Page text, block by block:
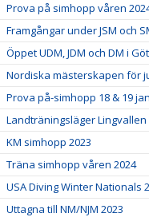
Prova på simhopp våren
Framgångar under JSM och
Öppet UDM, JDM och DM i
Nordiska mästerskapen för
Prova på-simhopp 18 & 19
Landträningsläger Lingvallen
KM simhopp 2023
Träna simhopp våren 2024
USA Diving Winter Nationals
Uttagna till NM/NJM 2023